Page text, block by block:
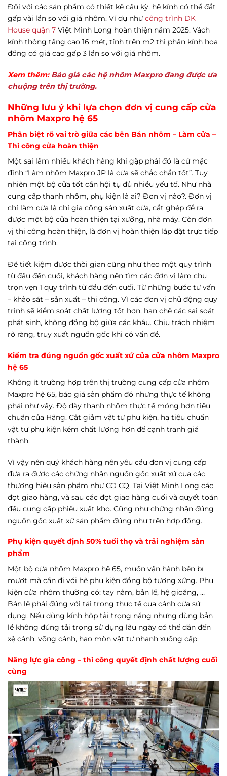
Đối với các sản phẩm có thiết kế cầu kỳ, hệ kính có thể đắt
gấp vài lần so với giá nhôm. Ví dụ nhưcông trình DK
House quận 7 Việt Minh Long hoàn thiện năm 2025. Vách
kính thông tầng cao 16 mét, tính trên m2 thì phần kính hoa
đồng có giá cao gấp 3 lần so với giá nhôm.
Xem thêm: Báo giá các hệ nhôm Maxpro đang được ưa
chuộng trên thị trường.
Những lưu ý khi lựa chọn đơn vị cung cấp cửa
nhôm Maxpro hệ 65
Phân biệt rõ vai trò giữa các bên Bán nhôm – Làm cửa –
Thi công cửa hoàn thiện
Một sai lầm nhiều khách hàng khi gặp phải đó là cứ mặc
định “Làm nhôm Maxpro JP là cửa sẽ chắc chắn tốt”. Tuy
nhiên một bộ cửa tốt cần hội tụ đủ nhiều yếu tố. Như nhà
cung cấp thanh nhôm, phụ kiện là ai? Đơn vị nào?. Đơn vị
chỉ làm cửa là chỉ gia công sản xuất cửa, cắt ghép để ra
được một bộ cửa hoàn thiện tại xưởng, nhà máy. Còn đơn
vị thi công hoàn thiện, là đơn vị hoàn thiện lắp đặt trực tiếp
tại công trình.
Để tiết kiệm được thời gian cũng như theo một quy trình
từ đầu đến cuối, khách hàng nên tìm các đơn vị làm chủ
trọn vẹn 1 quy trình từ đầu đến cuối. Từ những bước tư vấn
– khảo sát – sản xuất – thi công. Vì các đơn vị chủ động quy
trình sẽ kiểm soát chất lượng tốt hơn, hạn chế các sai soát
phát sinh, không đồng bộ giữa các khâu. Chịu trách nhiệm
rõ ràng, truy xuất nguồn gốc khi có vấn đề.
Kiểm tra đúng nguồn gốc xuất xứ của cửa nhôm Maxpro
hệ 65
Không ít trường hợp trên thị trường cung cấp cửa nhôm
Maxpro hệ 65, báo giá sản phẩm đó nhưng thực tế không
phải như vậy. Độ dày thanh nhôm thực tế mỏng hơn tiêu
chuẩn của Hãng. Cắt giảm vật tư phụ kiện, hạ tiêu chuẩn
vật tư phụ kiện kém chất lượng hơn để cạnh tranh giá
thành.
Vì vậy nên quý khách hàng nên yêu cầu đơn vị cung cấp
đưa ra được các chứng nhận nguồn gốc xuất xứ của các
thương hiệu sản phẩm như CO CQ. Tại Việt Minh Long các
đợt giao hàng, và sau các đợt giao hàng cuối và quyết toán
đều cung cấp phiếu xuất kho. Cũng như chứng nhận đúng
nguồn gốc xuất xứ sản phẩm đúng như trên hợp đồng.
Phụ kiện quyết định 50% tuổi thọ và trải nghiệm sản
phẩm
Một bộ cửa nhôm Maxpro hệ 65, muốn vận hành bền bỉ
mượt mà cần đi với hệ phụ kiện đồng bộ tương xứng. Phụ
kiện cửa nhôm thường có: tay nắm, bản lề, hệ gioăng, …
Bản lề phải đúng với tải trọng thực tế của cánh cửa sử
dụng. Nếu dùng kính hộp tải trọng nặng nhưng dùng bản
lề không đúng tải trọng sử dụng lâu ngày có thể dẫn đến
xệ cánh, võng cánh, hao mòn vật tư nhanh xuống cấp.
Năng lực gia công – thi công quyết định chất lượng cuối
cùng